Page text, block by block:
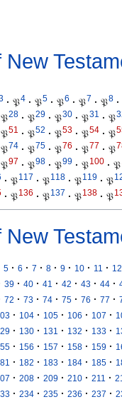
New
· 𝔓4 · 𝔓5 · 𝔓6 · 𝔓7 · 𝔓8 ·
𝔓28 · 𝔓29 · 𝔓30 · 𝔓31 · 𝔓
𝔓51 · 𝔓52 · 𝔓53 · 𝔓54 · 𝔓
𝔓74 · 𝔓75 · 𝔓76 · 𝔓77 · 𝔓
𝔓97 · 𝔓98 · 𝔓99 · 𝔓100 · 𝔓
· 𝔓117 · 𝔓118 · 𝔓119 · 𝔓
· 𝔓136 · 𝔓137 · 𝔓138 · 𝔓
New
5 · 6 · 7 · 8 · 9 · 10 · 11 · 12
39 · 40 · 41 · 42 · 43 · 44 ·
72 · 73 · 74 · 75 · 76 · 77 ·
· 104 · 105 · 106 · 107 ·
· 130 · 131 · 132 · 133 ·
· 156 · 157 · 158 · 159 ·
· 182 · 183 · 184 · 185 ·
· 208 · 209 · 210 · 211 ·
· 234 · 235 · 236 · 237 ·